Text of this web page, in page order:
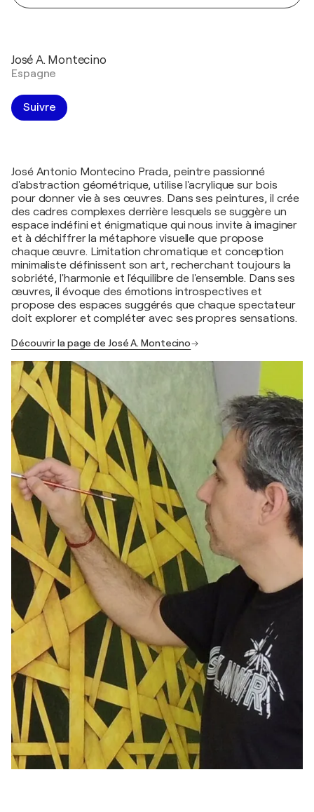
José A. Montecino
Espagne
Suivre
José Antonio Montecino Prada, peintre passionné
d'abstraction géométrique, utilise l'acrylique sur bois
pour donner vie à ses œuvres. Dans ses peintures, il crée
des cadres complexes derrière lesquels se suggère un
espace indéfini et énigmatique qui nous invite à imaginer
et à déchiffrer la métaphore visuelle que propose
chaque œuvre. Limitation chromatique et conception
minimaliste définissent son art, recherchant toujours la
sobriété, l'harmonie et l'équilibre de l'ensemble. Dans ses
œuvres, il évoque des émotions introspectives et
propose des espaces suggérés que chaque spectateur
doit explorer et compléter avec ses propres sensations.
Découvrir la page de José A. Montecino